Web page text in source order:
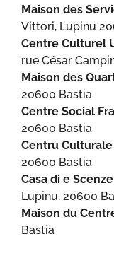
Maison des
Vittori, Lupinu
Centre Culturel
rue César
Maison des
20600 Bastia
Centre Social
20600 Bastia
Centru Culturale
20600 Bastia
Casa di e Scenze
Lupinu, 20600
Maison du
Bastia